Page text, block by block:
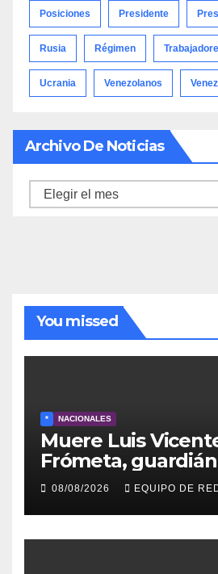
Posiciones Presidente
Rusia Régimen
Ucrania Venezolanos
Archivo De Noticias
Archivo
You missed
* NACIONALES
Muere Luis
Frómeta,
legado musical de
Caracas Boys
08/08/2026 EQUIPO DE